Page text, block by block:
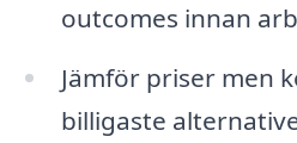
outcomes innan
Jämför priser men
billigaste